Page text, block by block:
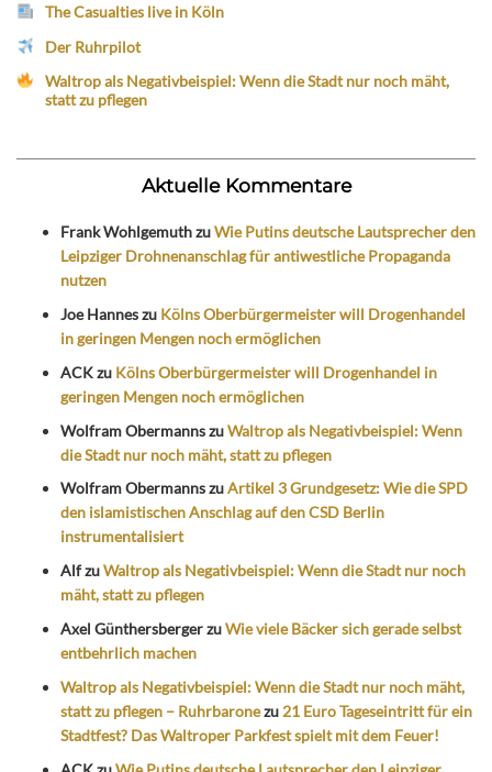
The Casualties live in Köln
Der Ruhrpilot
Waltrop als Negativbeispiel: Wenn die Stadt nur noch mäht,
statt zu pflegen
Aktuelle Kommentare
Frank WohlgemuthzuWie Putins deutsche Lautsprecher den
Leipziger Drohnenanschlag für antiwestliche Propaganda
nutzen
Joe Hanneszu Kölns Oberbürgermeister will Drogenhandel
in geringen Mengen noch ermöglichen
ACKzu Kölns Oberbürgermeister will Drogenhandel in
geringen Mengen noch ermöglichen
Wolfram ObermannszuWaltrop als Negativbeispiel: Wenn
die Stadt nur noch mäht, statt zu pflegen
Wolfram ObermannszuArtikel 3 Grundgesetz: Wie die SPD
den islamistischen Anschlag auf den CSD Berlin
instrumentalisiert
AlfzuWaltrop als Negativbeispiel: Wenn die Stadt nur noch
mäht, statt zu pflegen
Axel GünthersbergerzuWie viele Bäcker sich gerade selbst
entbehrlich machen
Waltrop als Negativbeispiel: Wenn die Stadt nur noch mäht,
statt zu pflegen – Ruhrbaronezu 21 Euro Tageseintritt für ein
Stadtfest? Das Waltroper Parkfest spielt mit dem Feuer!